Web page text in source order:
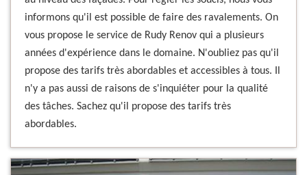
informons qu'il est possible de faire des ravalements. On
vous propose le service de Rudy Renov qui a plusieurs
années d'expérience dans le domaine. N'oubliez pas qu'il
propose des tarifs très abordables et accessibles à tous. Il
n'y a pas aussi de raisons de s'inquiéter pour la qualité
des tâches. Sachez qu'il propose des tarifs très
abordables.